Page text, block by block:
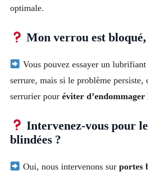
optimale.
Mon verrou est
Vous pouvez essayer un
serrure, mais si le problème persiste,
serrurier pour éviter
Intervenez-vous pour
blindées ?
Oui, nous intervenons sur portes